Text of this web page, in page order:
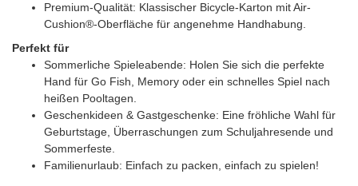
Premium-Qualität: Klassischer Bicycle-Karton mit Air-
Cushion®-Oberfläche für angenehme Handhabung.
Perfekt für
Sommerliche Spieleabende: Holen Sie sich die perfekte
Hand für Go Fish, Memory oder ein schnelles Spiel nach
heißen Pooltagen.
Geschenkideen & Gastgeschenke: Eine fröhliche Wahl für
Geburtstage, Überraschungen zum Schuljahresende und
Sommerfeste.
Familienurlaub: Einfach zu packen, einfach zu spielen!